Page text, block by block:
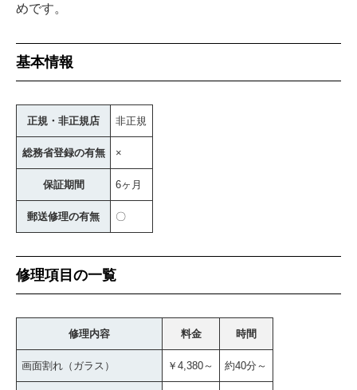
めです。
基本情報
正規・非正規店 非正規
総務省登録の有無 ×
保証期間 6ヶ月
郵送修理の有無 〇
修理項目の一覧
修理内容 料金 時間
画面割れ（ガラス） ￥4,380～ 約40分～